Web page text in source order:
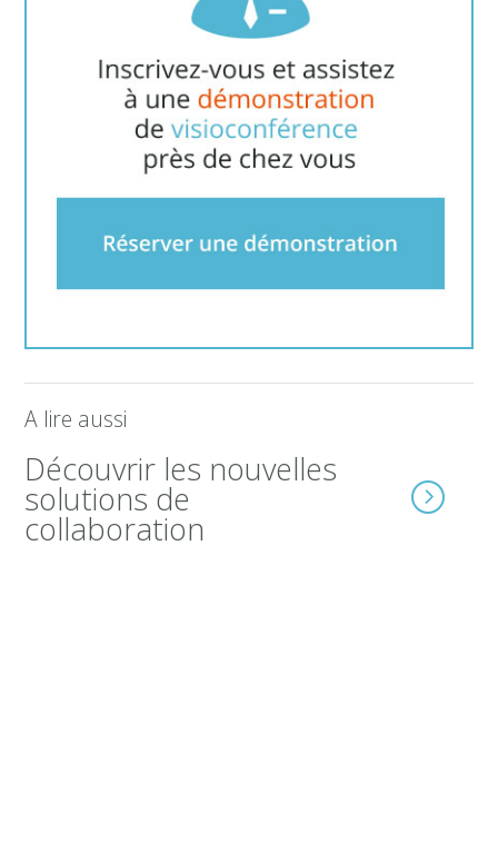
A lire aussi
Découvrir les nouvelles
solutions de
collaboration